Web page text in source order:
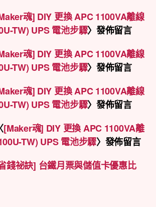
魂] DIY 更換 APC 1100VA離線
TW) UPS 電池步驟〉發佈留言
魂] DIY 更換 APC 1100VA離線
TW) UPS 電池步驟〉發佈留言
魂] DIY 更換 APC 1100VA離線
TW) UPS 電池步驟〉發佈留言
[Maker魂] DIY 更換 APC 1100VA離
TW) UPS 電池步驟〉發佈留言
錢祕訣] 台鐵月票與儲值卡優惠比